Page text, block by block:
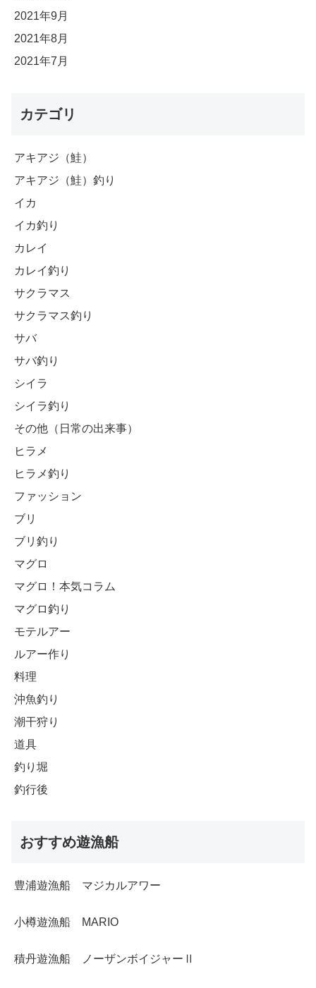
2021年9月
2021年8月
2021年7月
カテゴリ
アキアジ（鮭）
アキアジ（鮭）釣り
イカ
イカ釣り
カレイ
カレイ釣り
サクラマス
サクラマス釣り
サバ
サバ釣り
シイラ
シイラ釣り
その他（日常の出来事）
ヒラメ
ヒラメ釣り
ファッション
ブリ
ブリ釣り
マグロ
マグロ！本気コラム
マグロ釣り
モテルアー
ルアー作り
料理
沖魚釣り
潮干狩り
道具
釣り堀
釣行後
おすすめ遊漁船
豊浦遊漁船 マジカルアワー
小樽遊漁船 MARIO
積丹遊漁船 ノーザンボイジャーⅡ